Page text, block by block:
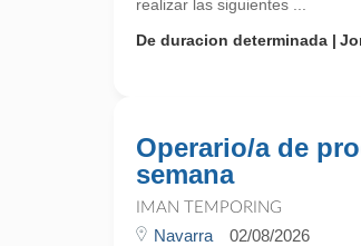
realizar las siguientes ...
De duracion determinada
Operario/a de
semana
IMAN TEMPORING
Navarra 02/08/2026